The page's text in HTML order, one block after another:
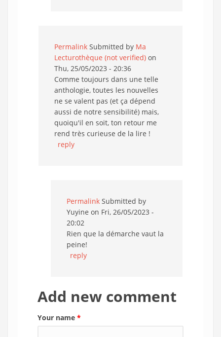
Permalink Submitted by Ma
Lecturothèque (not verified) on
Thu, 25/05/2023 - 20:36
Comme toujours dans une telle
anthologie, toutes les nouvelles
ne se valent pas (et ça dépend
aussi de notre sensibilité) mais,
quoiqu'il en soit, ton retour me
rend très curieuse de la lire !
reply
Permalink Submitted by
Yuyine on Fri, 26/05/2023 -
20:02
Rien que la démarche vaut la
peine!
reply
Add new comment
Your name *